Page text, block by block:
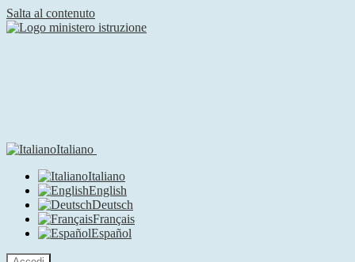
Salta al contenuto
Italiano
Italiano
English
Deutsch
Français
Español